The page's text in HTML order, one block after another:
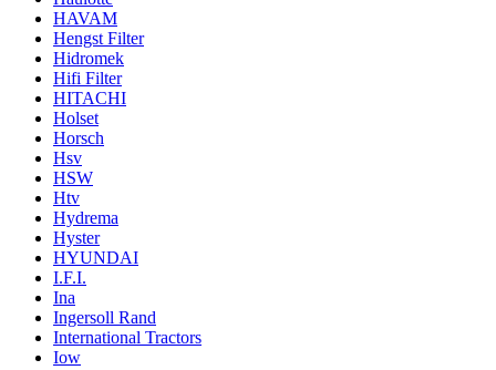
HAVAM
Hengst Filter
Hidromek
Hifi Filter
HITACHI
Holset
Horsch
Hsv
HSW
Htv
Hydrema
Hyster
HYUNDAI
I.F.I.
Ina
Ingersoll Rand
International Tractors
Iow